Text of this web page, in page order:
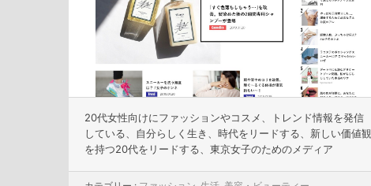
20代女性向けにファッションやコスメ、トレンド情報を発信
している、⾃分らしく⽣き、時代をリードする、新しい価値観
を持つ20代をリードする、東京女子のためのメディア